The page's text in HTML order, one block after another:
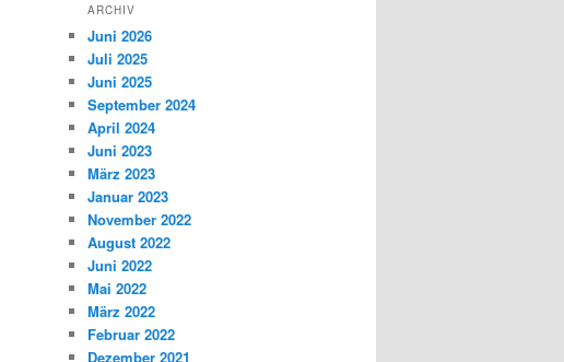
ARCHIV
Juni 2026
Juli 2025
Juni 2025
September 2024
April 2024
Juni 2023
März 2023
Januar 2023
November 2022
August 2022
Juni 2022
Mai 2022
März 2022
Februar 2022
Dezember 2021